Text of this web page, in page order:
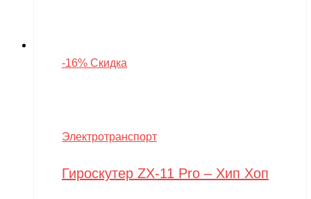
-16% Скидка
Электротранспорт
Гироскутер ZX-11 Pro – Хип Хоп